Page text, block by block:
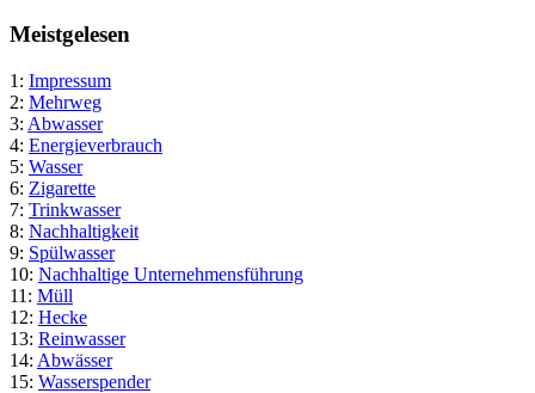
Meistgelesen
1: Impressum
2: Mehrweg
3: Abwasser
4: Energieverbrauch
5: Wasser
6: Zigarette
7: Trinkwasser
8: Nachhaltigkeit
9: Spülwasser
10: Nachhaltige Unternehmensführung
11: Müll
12: Hecke
13: Reinwasser
14: Abwässer
15: Wasserspender